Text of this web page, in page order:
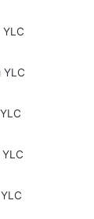
YLC
YLC
YLC